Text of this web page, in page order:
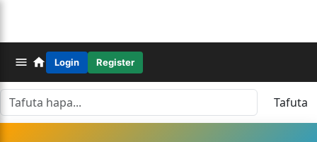
Login Register
Tafuta